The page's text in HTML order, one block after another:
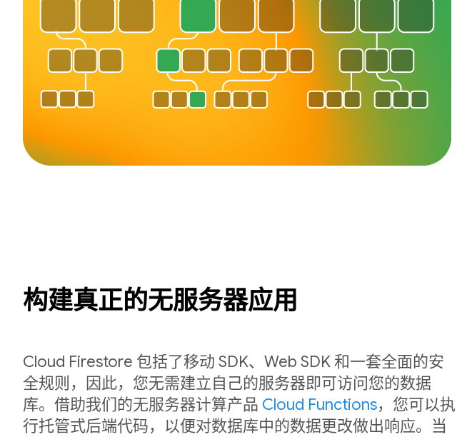
构建真正的无服务器应用
Cloud Firestore 包括了移动 SDK、Web SDK 和一套全面的安
全规则，因此，您无需建立自己的服务器即可访问您的数据
库。借助我们的无服务器计算产品 Cloud Functions，您可以执
行托管式后端代码，以便对数据库中的数据更改做出响应。当